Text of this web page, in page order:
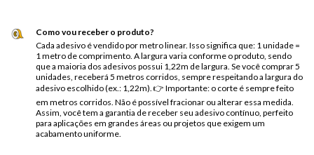
Como vou receber o produto?
Cada adesivo é vendido por metro linear. Isso significa que: 1 unidade =
1 metro de comprimento. A largura varia conforme o produto, sendo
que a maioria dos adesivos possui 1,22m de largura. Se você comprar 5
unidades, receberá 5 metros corridos, sempre respeitando a largura do
adesivo escolhido (ex.: 1,22m). 👉 Importante: o corte é sempre feito
em metros corridos. Não é possível fracionar ou alterar essa medida.
Assim, você tem a garantia de receber seu adesivo contínuo, perfeito
para aplicações em grandes áreas ou projetos que exigem um
acabamento uniforme.